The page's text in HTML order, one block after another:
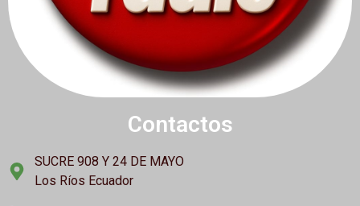
Contactos
SUCRE 908 Y 24 DE MAYO
Los Ríos Ecuador